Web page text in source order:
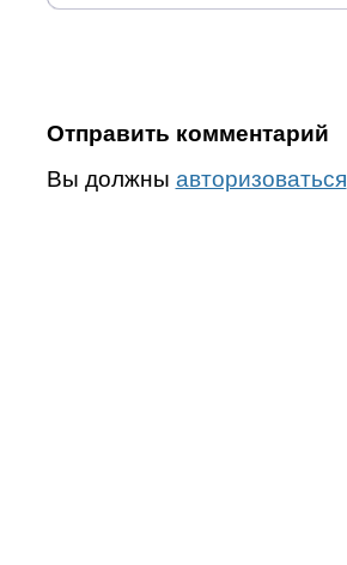
Отправить комментарий
Вы должны авторизоваться